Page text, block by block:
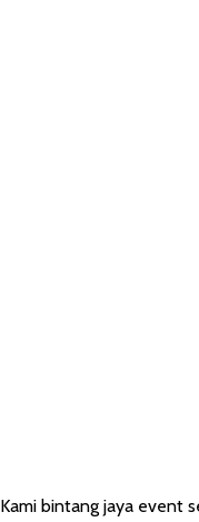
Kami bintang jaya event